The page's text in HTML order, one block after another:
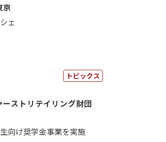
京
ェ
トピックス
ーストリテイリング財団
向け奨学金事業を実施